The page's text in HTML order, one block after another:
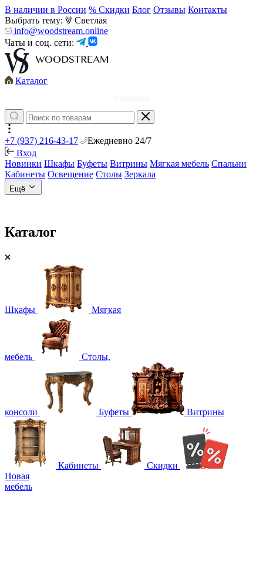
В наличии в России % Скидки Блог Отзывы Контакты
Выбрать тему:
Светлая
info@woodstream.online
Чаты и соц. сети:
Каталог
+7 (937) 216-43-17
Ежедневно 24/7
Вход
Новинки Шкафы Буфеты Витрины Мягкая мебель Спальни
Кабинеты Освещение Столы Зеркала
Ещё
Каталог
Шкафы Мягкая
мебель Столы,
консоли Буфеты Витрины
Кабинеты
Скидки
Новая
мебель